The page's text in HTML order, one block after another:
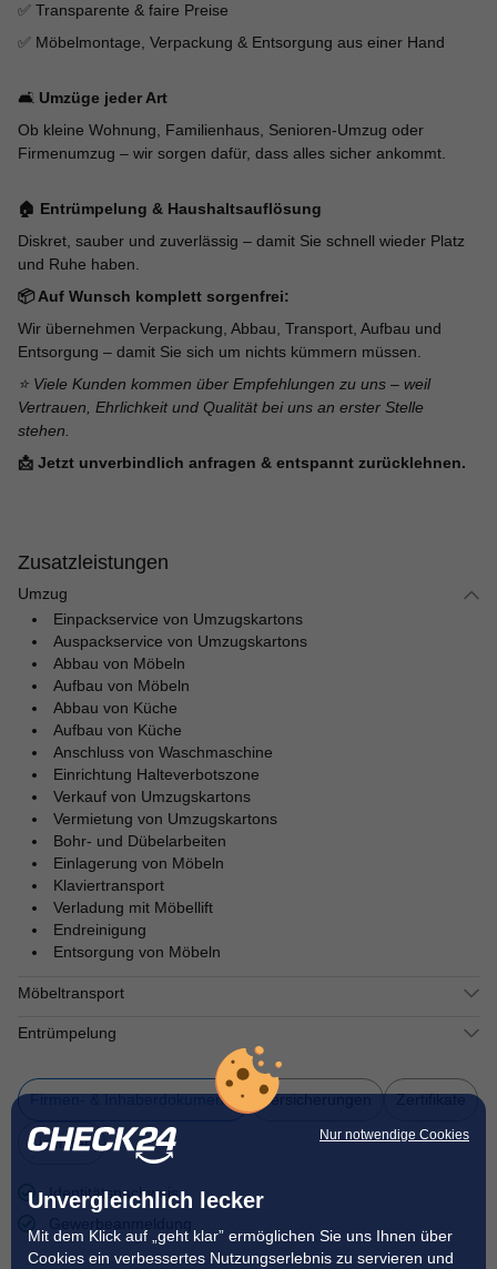
Nur notwendige Cookies
Unvergleichlich lecker
Mit dem Klick auf „geht klar” ermöglichen Sie uns Ihnen über
Cookies ein verbessertes Nutzungserlebnis zu servieren und
✅ Transparente & faire Preise
✅ Möbelmontage, Verpackung & Entsorgung aus einer Hand
🛋️ Umzüge jeder Art
Ob kleine Wohnung, Familienhaus, Senioren-Umzug oder
Firmenumzug – wir sorgen dafür, dass alles sicher ankommt.
🏠 Entrümpelung & Haushaltsauflösung
Diskret, sauber und zuverlässig – damit Sie schnell wieder Platz
und Ruhe haben.
📦 Auf Wunsch komplett sorgenfrei:
Wir übernehmen Verpackung, Abbau, Transport, Aufbau und
Entsorgung – damit Sie sich um nichts kümmern müssen.
⭐ Viele Kunden kommen über Empfehlungen zu uns – weil
Vertrauen, Ehrlichkeit und Qualität bei uns an erster Stelle
stehen.
📩 Jetzt unverbindlich anfragen & entspannt zurücklehnen.
Zusatzleistungen
Umzug
Einpackservice von Umzugskartons
Auspackservice von Umzugskartons
Abbau von Möbeln
Aufbau von Möbeln
Abbau von Küche
Aufbau von Küche
Anschluss von Waschmaschine
Einrichtung Halteverbotszone
Verkauf von Umzugskartons
Vermietung von Umzugskartons
Bohr- und Dübelarbeiten
Einlagerung von Möbeln
Klaviertransport
Verladung mit Möbellift
Endreinigung
Entsorgung von Möbeln
Möbeltransport
Entrümpelung
Firmen- & Inhaberdokumente Versicherungen Zertifikate
Lizenzen
Identitätsnachweis